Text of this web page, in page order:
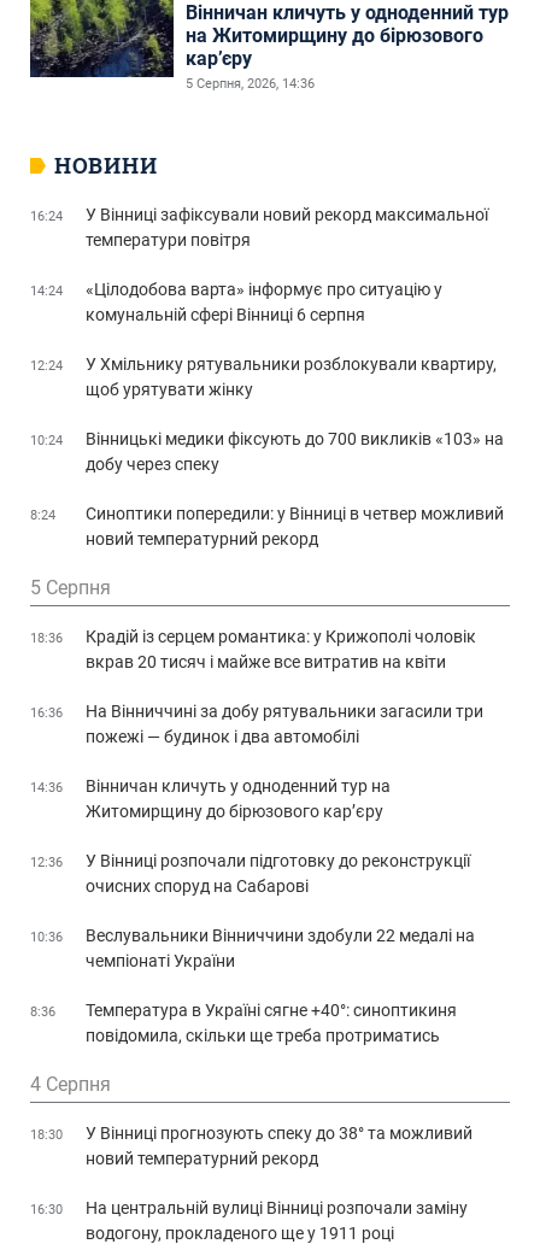
Вінничан кличуть у одноденний тур
на Житомирщину до бірюзового
кар’єру
5 Серпня, 2026, 14:36
НОВИНИ
16:24
У Вінниці зафіксували новий рекорд максимальної
температури повітря
14:24
«Цілодобова варта» інформує про ситуацію у
комунальній сфері Вінниці 6 серпня
12:24
У Хмільнику рятувальники розблокували квартиру,
щоб урятувати жінку
10:24
Вінницькі медики фіксують до 700 викликів «103» на
добу через спеку
8:24
Синоптики попередили: у Вінниці в четвер можливий
новий температурний рекорд
5 Серпня
18:36
Крадій із серцем романтика: у Крижополі чоловік
вкрав 20 тисяч і майже все витратив на квіти
16:36
На Вінниччині за добу рятувальники загасили три
пожежі — будинок і два автомобілі
14:36
Вінничан кличуть у одноденний тур на
Житомирщину до бірюзового кар’єру
12:36
У Вінниці розпочали підготовку до реконструкції
очисних споруд на Сабарові
10:36
Веслувальники Вінниччини здобули 22 медалі на
чемпіонаті України
8:36
Температура в Україні сягне +40°: синоптикиня
повідомила, скільки ще треба протриматись
4 Серпня
18:30
У Вінниці прогнозують спеку до 38° та можливий
новий температурний рекорд
16:30
На центральній вулиці Вінниці розпочали заміну
водогону, прокладеного ще у 1911 році